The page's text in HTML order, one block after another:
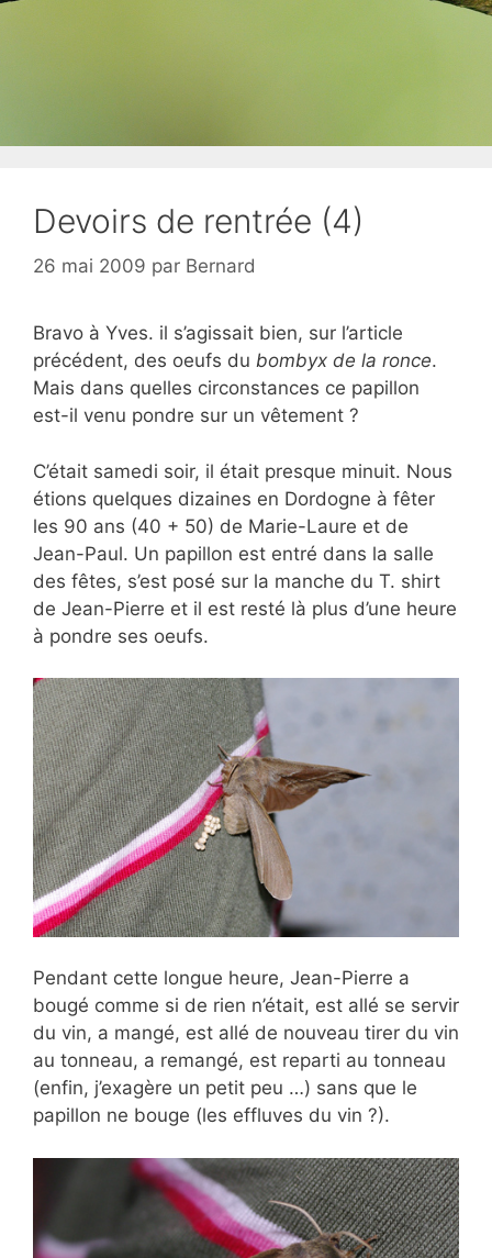
Devoirs de rentrée (4)
26 mai 2009 par Bernard
Bravo à Yves. il s’agissait bien, sur l’article
précédent, des oeufs du bombyx de la ronce.
Mais dans quelles circonstances ce papillon
est-il venu pondre sur un vêtement ?
C’était samedi soir, il était presque minuit. Nous
étions quelques dizaines en Dordogne à fêter
les 90 ans (40 + 50) de Marie-Laure et de
Jean-Paul. Un papillon est entré dans la salle
des fêtes, s’est posé sur la manche du T. shirt
de Jean-Pierre et il est resté là plus d’une heure
à pondre ses oeufs.
Pendant cette longue heure, Jean-Pierre a
bougé comme si de rien n’était, est allé se servir
du vin, a mangé, est allé de nouveau tirer du vin
au tonneau, a remangé, est reparti au tonneau
(enfin, j’exagère un petit peu …) sans que le
papillon ne bouge (les effluves du vin ?).